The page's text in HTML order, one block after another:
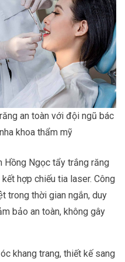
an toàn với đội ngũ bác
khoa thẩm mỹ
Hồng Ngọc tẩy trắng răng
hợp chiếu tia laser. Công
trong thời gian ngắn, duy
bảo an toàn, không gây
khang trang, thiết kế sang